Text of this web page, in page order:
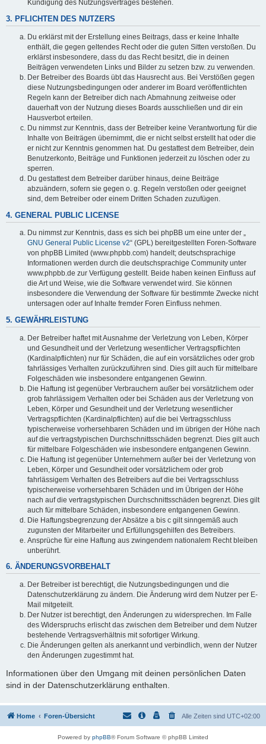
Kündigung des Nutzungsvertrages bestehen.
3. PFLICHTEN DES NUTZERS
Du erklärst mit der Erstellung eines Beitrags, dass er keine Inhalte
enthält, die gegen geltendes Recht oder die guten Sitten verstoßen. Du
erklärst insbesondere, dass du das Recht besitzt, die in deinen
Beiträgen verwendeten Links und Bilder zu setzen bzw. zu verwenden.
Der Betreiber des Boards übt das Hausrecht aus. Bei Verstößen gegen
diese Nutzungsbedingungen oder anderer im Board veröffentlichten
Regeln kann der Betreiber dich nach Abmahnung zeitweise oder
dauerhaft von der Nutzung dieses Boards ausschließen und dir ein
Hausverbot erteilen.
Du nimmst zur Kenntnis, dass der Betreiber keine Verantwortung für die
Inhalte von Beiträgen übernimmt, die er nicht selbst erstellt hat oder die
er nicht zur Kenntnis genommen hat. Du gestattest dem Betreiber, dein
Benutzerkonto, Beiträge und Funktionen jederzeit zu löschen oder zu
sperren.
Du gestattest dem Betreiber darüber hinaus, deine Beiträge
abzuändern, sofern sie gegen o. g. Regeln verstoßen oder geeignet
sind, dem Betreiber oder einem Dritten Schaden zuzufügen.
4. GENERAL PUBLIC LICENSE
Du nimmst zur Kenntnis, dass es sich bei phpBB um eine unter der „
GNU General Public License v2“ (GPL) bereitgestellten Foren-Software
von phpBB Limited (www.phpbb.com) handelt; deutschsprachige
Informationen werden durch die deutschsprachige Community unter
www.phpbb.de zur Verfügung gestellt. Beide haben keinen Einfluss auf
die Art und Weise, wie die Software verwendet wird. Sie können
insbesondere die Verwendung der Software für bestimmte Zwecke nicht
untersagen oder auf Inhalte fremder Foren Einfluss nehmen.
5. GEWÄHRLEISTUNG
Der Betreiber haftet mit Ausnahme der Verletzung von Leben, Körper
und Gesundheit und der Verletzung wesentlicher Vertragspflichten
(Kardinalpflichten) nur für Schäden, die auf ein vorsätzliches oder grob
fahrlässiges Verhalten zurückzuführen sind. Dies gilt auch für mittelbare
Folgeschäden wie insbesondere entgangenen Gewinn.
Die Haftung ist gegenüber Verbrauchern außer bei vorsätzlichem oder
grob fahrlässigem Verhalten oder bei Schäden aus der Verletzung von
Leben, Körper und Gesundheit und der Verletzung wesentlicher
Vertragspflichten (Kardinalpflichten) auf die bei Vertragsschluss
typischerweise vorhersehbaren Schäden und im übrigen der Höhe nach
auf die vertragstypischen Durchschnittsschäden begrenzt. Dies gilt auch
für mittelbare Folgeschäden wie insbesondere entgangenen Gewinn.
Die Haftung ist gegenüber Unternehmern außer bei der Verletzung von
Leben, Körper und Gesundheit oder vorsätzlichem oder grob
fahrlässigem Verhalten des Betreibers auf die bei Vertragsschluss
typischerweise vorhersehbaren Schäden und im Übrigen der Höhe
nach auf die vertragstypischen Durchschnittsschäden begrenzt. Dies gilt
auch für mittelbare Schäden, insbesondere entgangenen Gewinn.
Die Haftungsbegrenzung der Absätze a bis c gilt sinngemäß auch
zugunsten der Mitarbeiter und Erfüllungsgehilfen des Betreibers.
Ansprüche für eine Haftung aus zwingendem nationalem Recht bleiben
unberührt.
6. ÄNDERUNGSVORBEHALT
Der Betreiber ist berechtigt, die Nutzungsbedingungen und die
Datenschutzerklärung zu ändern. Die Änderung wird dem Nutzer per E-
Mail mitgeteilt.
Der Nutzer ist berechtigt, den Änderungen zu widersprechen. Im Falle
des Widerspruchs erlischt das zwischen dem Betreiber und dem Nutzer
bestehende Vertragsverhältnis mit sofortiger Wirkung.
Die Änderungen gelten als anerkannt und verbindlich, wenn der Nutzer
den Änderungen zugestimmt hat.
Informationen über den Umgang mit deinen persönlichen Daten
sind in der Datenschutzerklärung enthalten.
Home Foren-Übersicht Alle Zeiten sind UTC+02:00
Powered by phpBB® Forum Software © phpBB Limited